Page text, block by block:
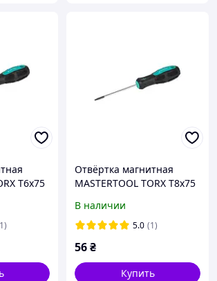
T6х75
Отвёртка магнитная
MASTERTOOL TORX T8х75
покрытием 49-0087
LuxPrice
В наличии
5.0 (1)
56₴
Купить